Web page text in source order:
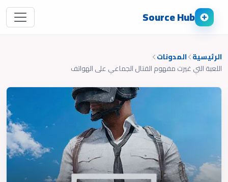
Source Hub
الرئيسية المدونات
اللعبة التي غيرت مفهوم القتال الجماعي على الهواتف